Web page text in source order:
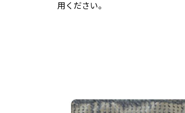
用ください。